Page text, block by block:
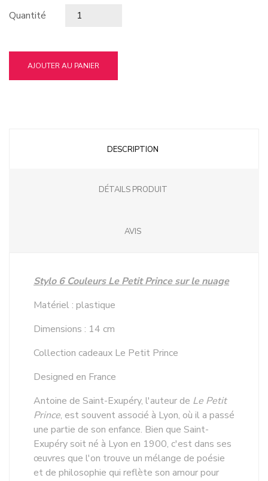
Quantité
AJOUTER AU PANIER
DESCRIPTION
DÉTAILS PRODUIT
AVIS
Stylo 6 Couleurs Le Petit Prince sur le nuage
Matériel : plastique
Dimensions : 14 cm
Collection cadeaux Le Petit Prince
Designed en France
Antoine de Saint-Exupéry, l'auteur de Le Petit
Prince, est souvent associé à Lyon, où il a passé
une partie de son enfance. Bien que Saint-
Exupéry soit né à Lyon en 1900, c'est dans ses
œuvres que l'on trouve un mélange de poésie
et de philosophie qui reflète son amour pour